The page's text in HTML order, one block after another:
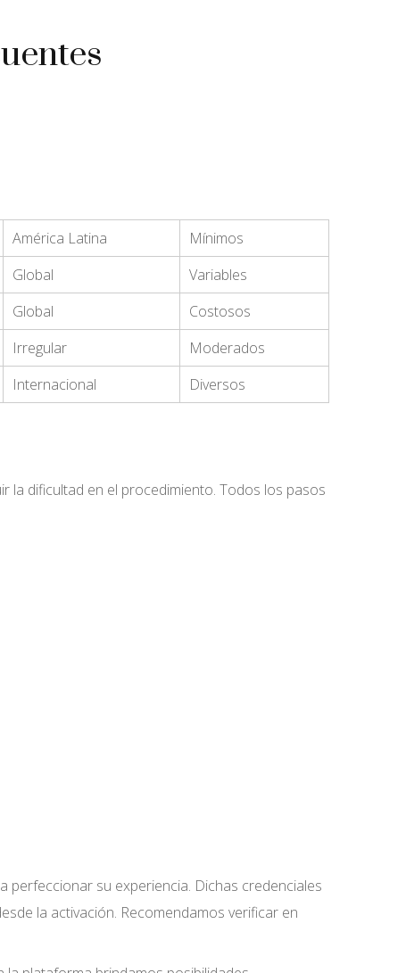
América Latina
Mínimos
Global
Variables
Global
Costosos
Irregular
Moderados
Internacional Diversos
la dificultad en el procedimiento. Todos los pasos
su experiencia. Dichas credenciales
la activación. Recomendamos verificar en